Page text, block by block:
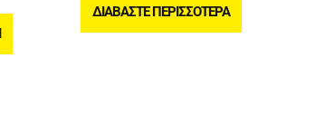
ΔΙΑΒΆΣΤΕ ΠΕΡΙΣΣΌΤΕΡΑ